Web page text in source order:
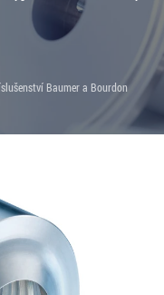
Baumer a Bourdon